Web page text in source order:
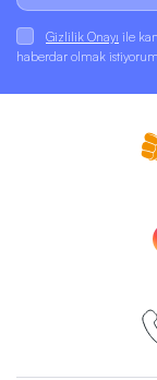
Gizlilik Onayı ile
haberdar olmak